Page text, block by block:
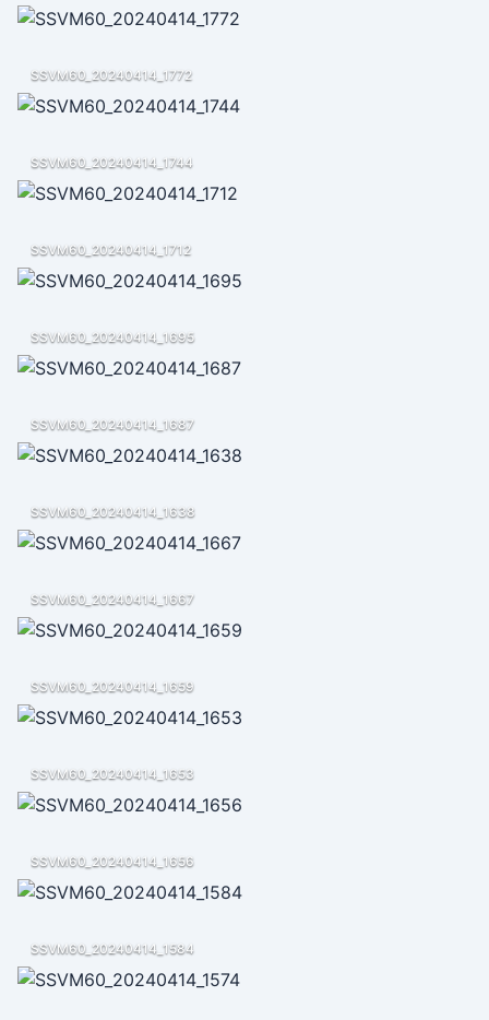
SSVM60_20240414_1772
SSVM60_20240414_1744
SSVM60_20240414_1712
SSVM60_20240414_1695
SSVM60_20240414_1687
SSVM60_20240414_1638
SSVM60_20240414_1667
SSVM60_20240414_1659
SSVM60_20240414_1653
SSVM60_20240414_1656
SSVM60_20240414_1584